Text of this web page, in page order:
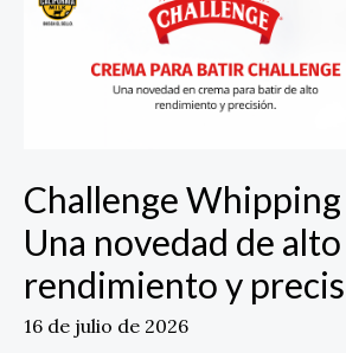
Challenge
Una novedad de alto
rendimiento y
16 de julio de 2026
Whipping
rendimiento
y
precisión